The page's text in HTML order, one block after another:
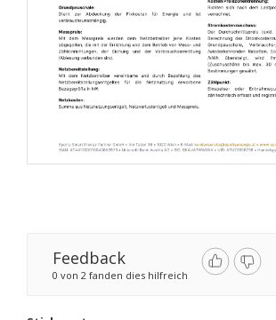
Feedback
0 von 2 fanden dies hilfreich